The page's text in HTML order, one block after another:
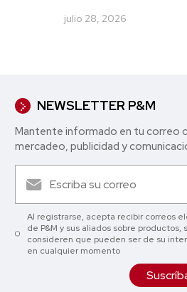
julio 28, 2026
NEWSLETTER P&M
Mantente informado en tu correo
mercadeo, publicidad y
Al registrarse, acepta recibir correos
de P&M y sus aliados sobre
consideren que pueden ser de su
en cualquier momento